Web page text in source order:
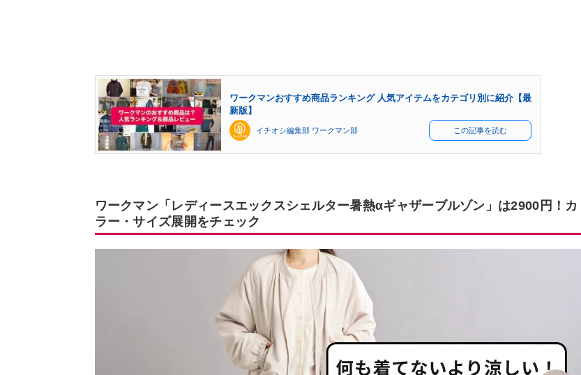
ワークマンおすすめ商品ランキング 人気アイテムをカテゴリ別に紹介【最
新版】
イチオシ編集部 ワークマン部 この記事を読む
ワークマン「レディースエックスシェルター暑熱αギャザーブルゾン」は2900円！カ
ラー・サイズ展開をチェック